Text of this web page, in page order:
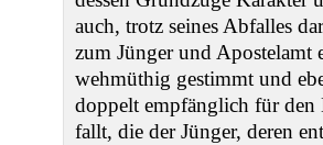
auch, trotz seines Abfalles
zum Jünger und
wehmüthig gestimmt und
doppelt empfänglich für den
fallt, die der Jünger, deren